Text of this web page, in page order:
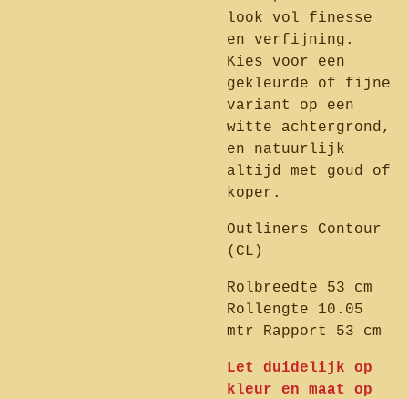
look vol finesse
en verfijning.
Kies voor een
gekleurde of fijne
variant op een
witte achtergrond,
en natuurlijk
altijd met goud of
koper.
Outliners Contour
(CL)
Rolbreedte 53 cm
Rollengte 10.05
mtr Rapport 53 cm
Let duidelijk op
kleur en maat op